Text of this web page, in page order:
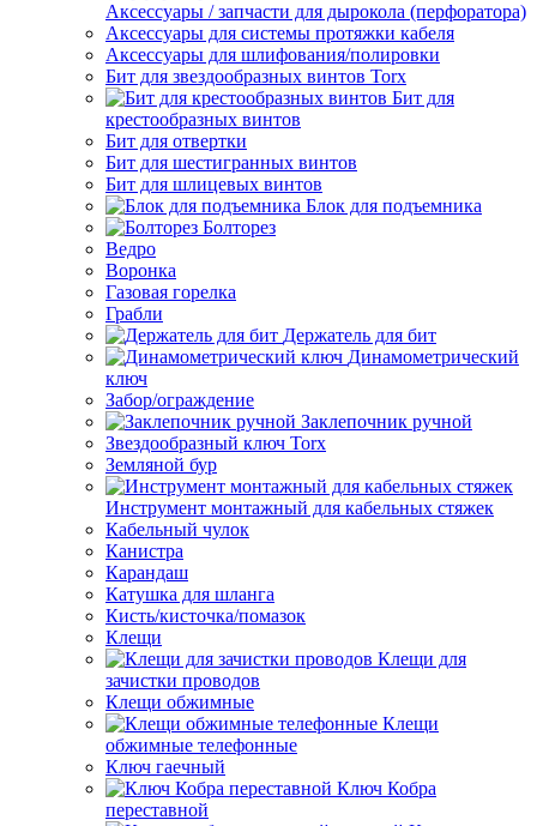
Аксессуары / запчасти для дырокола (перфоратора)
Аксессуары для системы протяжки кабеля
Аксессуары для шлифования/полировки
Бит для звездообразных винтов Torx
Бит для
крестообразных винтов
Бит для отвертки
Бит для шестигранных винтов
Бит для шлицевых винтов
Блок для подъемника
Болторез
Ведро
Воронка
Газовая горелка
Грабли
Держатель для бит
Динамометрический
ключ
Забор/ограждение
Заклепочник ручной
Звездообразный ключ Torx
Земляной бур
Инструмент монтажный для кабельных стяжек
Кабельный чулок
Канистра
Карандаш
Катушка для шланга
Кисть/кисточка/помазок
Клещи
Клещи для
зачистки проводов
Клещи обжимные
Клещи
обжимные телефонные
Ключ гаечный
Ключ Кобра
переставной